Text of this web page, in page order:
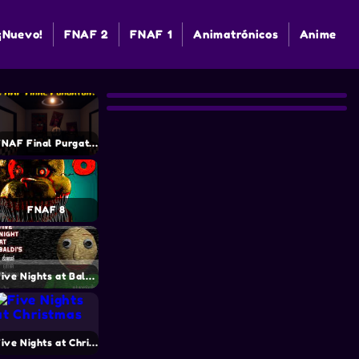
FNAF 2 FNAF 1 Animatrónicos Anime
FNAF Final Purgatory
FNAF 8
Five Nights at Baldi’s
Five Nights at Christmas